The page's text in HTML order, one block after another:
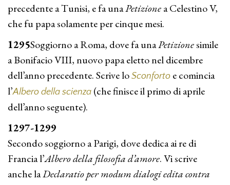
precedente a Tunisi, e fa unaPetizionea Celestino V,
che fu papa solamente per cinque mesi.
1295Soggiorno a Roma, dove fa unaPetizionesimile
a Bonifacio VIII, nuovo papa eletto nel dicembre
dell’anno precedente. Scrive lo Sconforto e comincia
l’Albero della scienza (che finisce il primo di aprile
dell’anno seguente).
1297-1299
Secondo soggiorno a Parigi, dove dedica ai re di
Francia l’Albero della filosofia d’amore. Vi scrive
anche laDeclaratioper modum dialogi edita contra